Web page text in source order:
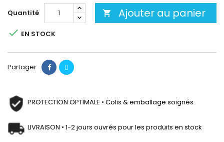
Quantité  Ajouter au panier
 EN STOCK
Partager
PROTECTION OPTIMALE • Colis & emballage soignés
LIVRAISON • 1-2 jours ouvrés pour les produits en stock